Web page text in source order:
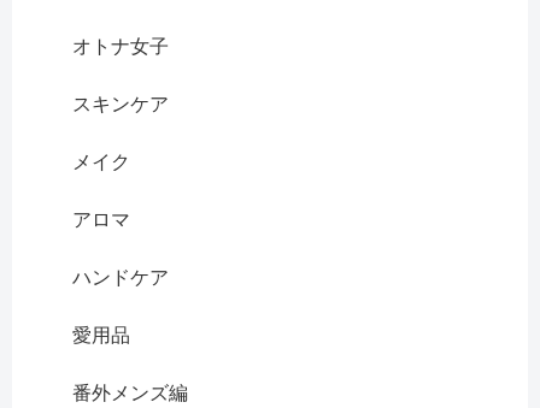
オトナ女子
スキンケア
メイク
アロマ
ハンドケア
愛用品
番外メンズ編